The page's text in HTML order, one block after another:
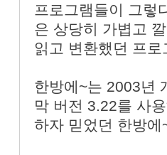
프로그램들이 그렇
은 상당히 가볍고
읽고 변환했던 프
한방에~는 2003년
막 버전 3.22를 사
하자 믿었던 한방